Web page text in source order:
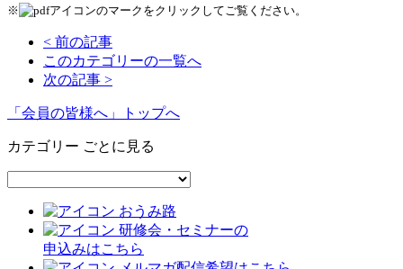
※ のマークをクリックしてご覧ください。
< 前の記事
このカテゴリーの一覧へ
次の記事 >
「会員の皆様へ」トップへ
カテゴリー ごとに見る
おうみ路
研修会・セミナーの
申込みはこちら